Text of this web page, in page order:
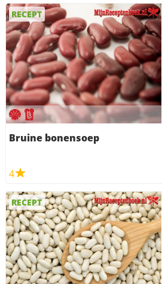
RECEPT
Bruine bonensoep
4
RECEPT